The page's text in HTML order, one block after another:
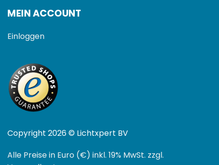
MEIN ACCOUNT
Einloggen
Copyright 2026 © Lichtxpert BV
Alle Preise in Euro (€) inkl. 19% MwSt. zzgl.